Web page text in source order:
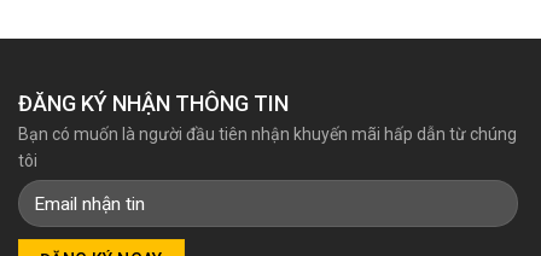
ĐĂNG KÝ NHẬN THÔNG TIN
Bạn có muốn là người đầu tiên nhận khuyến mãi hấp dẫn từ chúng
tôi